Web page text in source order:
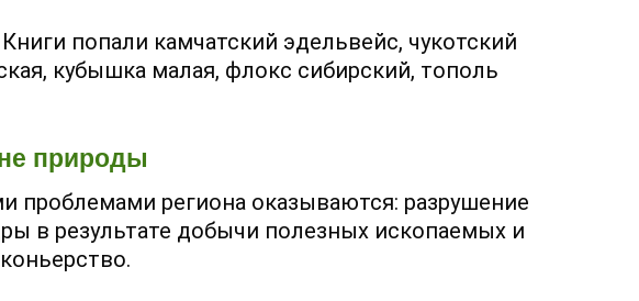
попали камчатский эдельвейс, чукотский
кубышка малая, флокс сибирский, тополь
природы
проблемами региона оказываются: разрушение
в результате добычи полезных ископаемых и